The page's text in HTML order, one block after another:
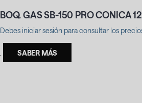
BOQ. GAS SB-150 PRO CONICA
Debes iniciar sesión para consultar los
SABER MÁS